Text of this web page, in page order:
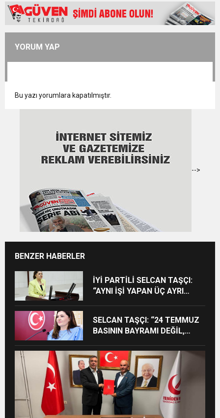
YORUM YAP
Bu yazı yorumlara kapatılmıştır.
-->
BENZER HABERLER
İYİ PARTİLİ SELCAN TAŞÇI:
“AYNI İŞİ YAPAN ÜÇ AYRI
SELCAN TAŞÇI: “24 TEMMUZ
BASININ BAYRAMI DEĞİL,